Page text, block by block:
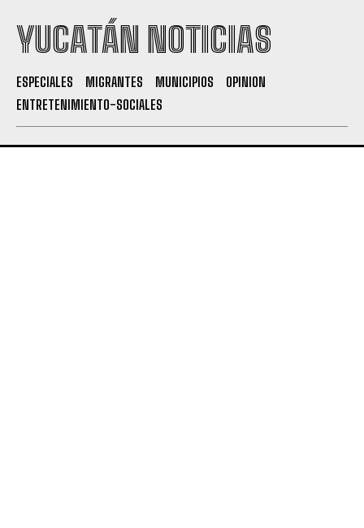
YUCATÁN NOTICIAS
ESPECIALES MIGRANTES MUNICIPIOS
OPINION
ENTRETENIMIENTO-SOCIALES